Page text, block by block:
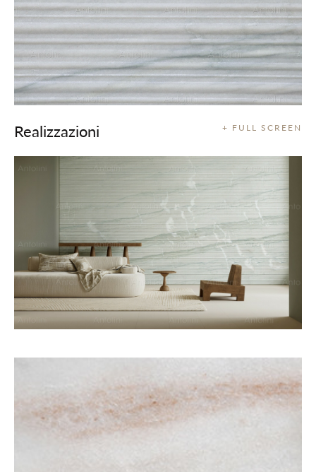
+ FULL SCREEN
Realizzazioni